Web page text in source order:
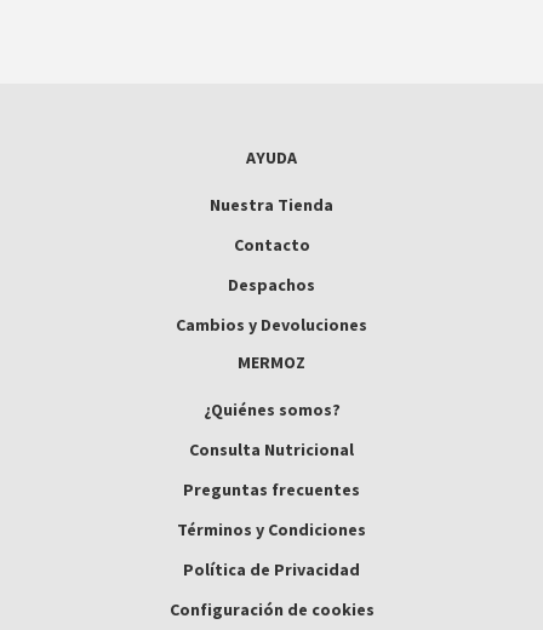
AYUDA
Nuestra Tienda
Contacto
Despachos
Cambios y Devoluciones
MERMOZ
¿Quiénes somos?
Consulta Nutricional
Preguntas frecuentes
Términos y Condiciones
Política de Privacidad
Configuración de cookies